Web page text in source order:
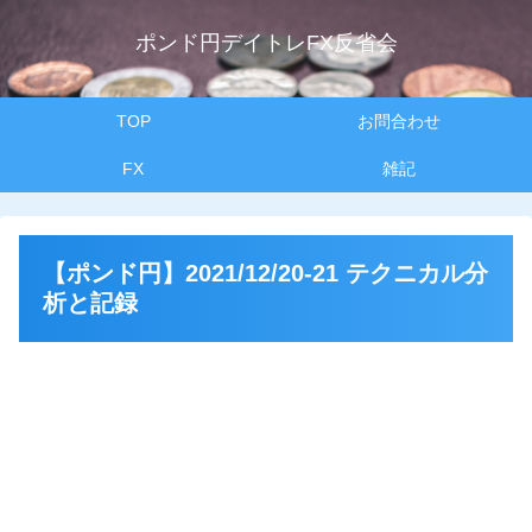
ポンド円デイトレFX反省会
TOP お問合わせ
FX 雑記
【ポンド円】2021/12/20-21 テクニカル分
析と記録